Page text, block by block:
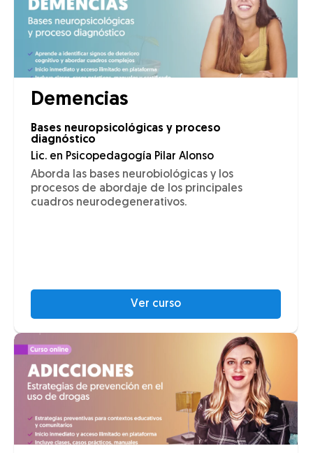
Demencias
Bases neuropsicológicas y proceso
diagnóstico
Lic. en Psicopedagogía Pilar Alonso
Aborda las bases neurobiológicas y los
procesos de abordaje de los principales
cuadros neurodegenerativos.
Ver curso